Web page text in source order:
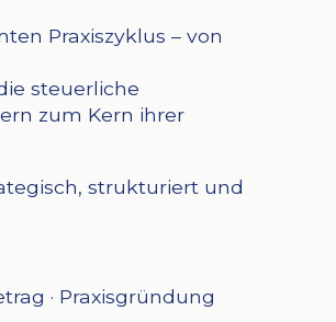
Praxiszyklus – von
steuerliche
zum Kern ihrer
strukturiert und
· Praxisgründung